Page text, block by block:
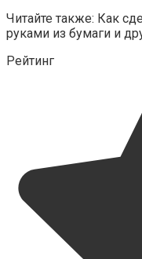
Читайте также: Как
руками из бумаги и
Рейтинг